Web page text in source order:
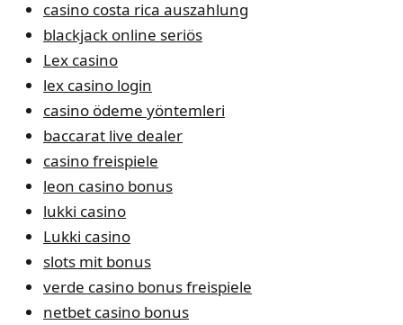
casino costa rica auszahlung
blackjack online seriös
Lex casino
lex casino login
casino ödeme yöntemleri
baccarat live dealer
casino freispiele
leon casino bonus
lukki casino
Lukki casino
slots mit bonus
verde casino bonus freispiele
netbet casino bonus